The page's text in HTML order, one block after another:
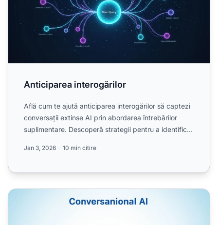
Anticiparea interogărilor
Află cum te ajută anticiparea interogărilor să captezi
conversații extinse AI prin abordarea întrebărilor
suplimentare. Descoperă strategii pentru a identifica
Jan 3, 2026 10 min citire
Maparea conversațională a conținutului